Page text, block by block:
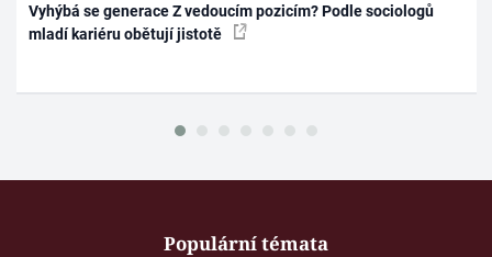
Vyhýbá se generace Z vedoucím pozicím? Podle sociologů
mladí kariéru obětují jistotě
Populární témata